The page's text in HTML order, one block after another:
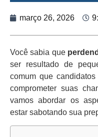
março 26, 2026
Você sabia que
ser resultado de
comum que
comprometer suas
vamos abordar os
estar sabotando sua